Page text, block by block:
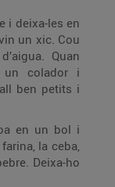
i deixa-les en
un xic. Cou
Quan
un colador i
ben petits i
en un bol i
la ceba,
Deixa-ho